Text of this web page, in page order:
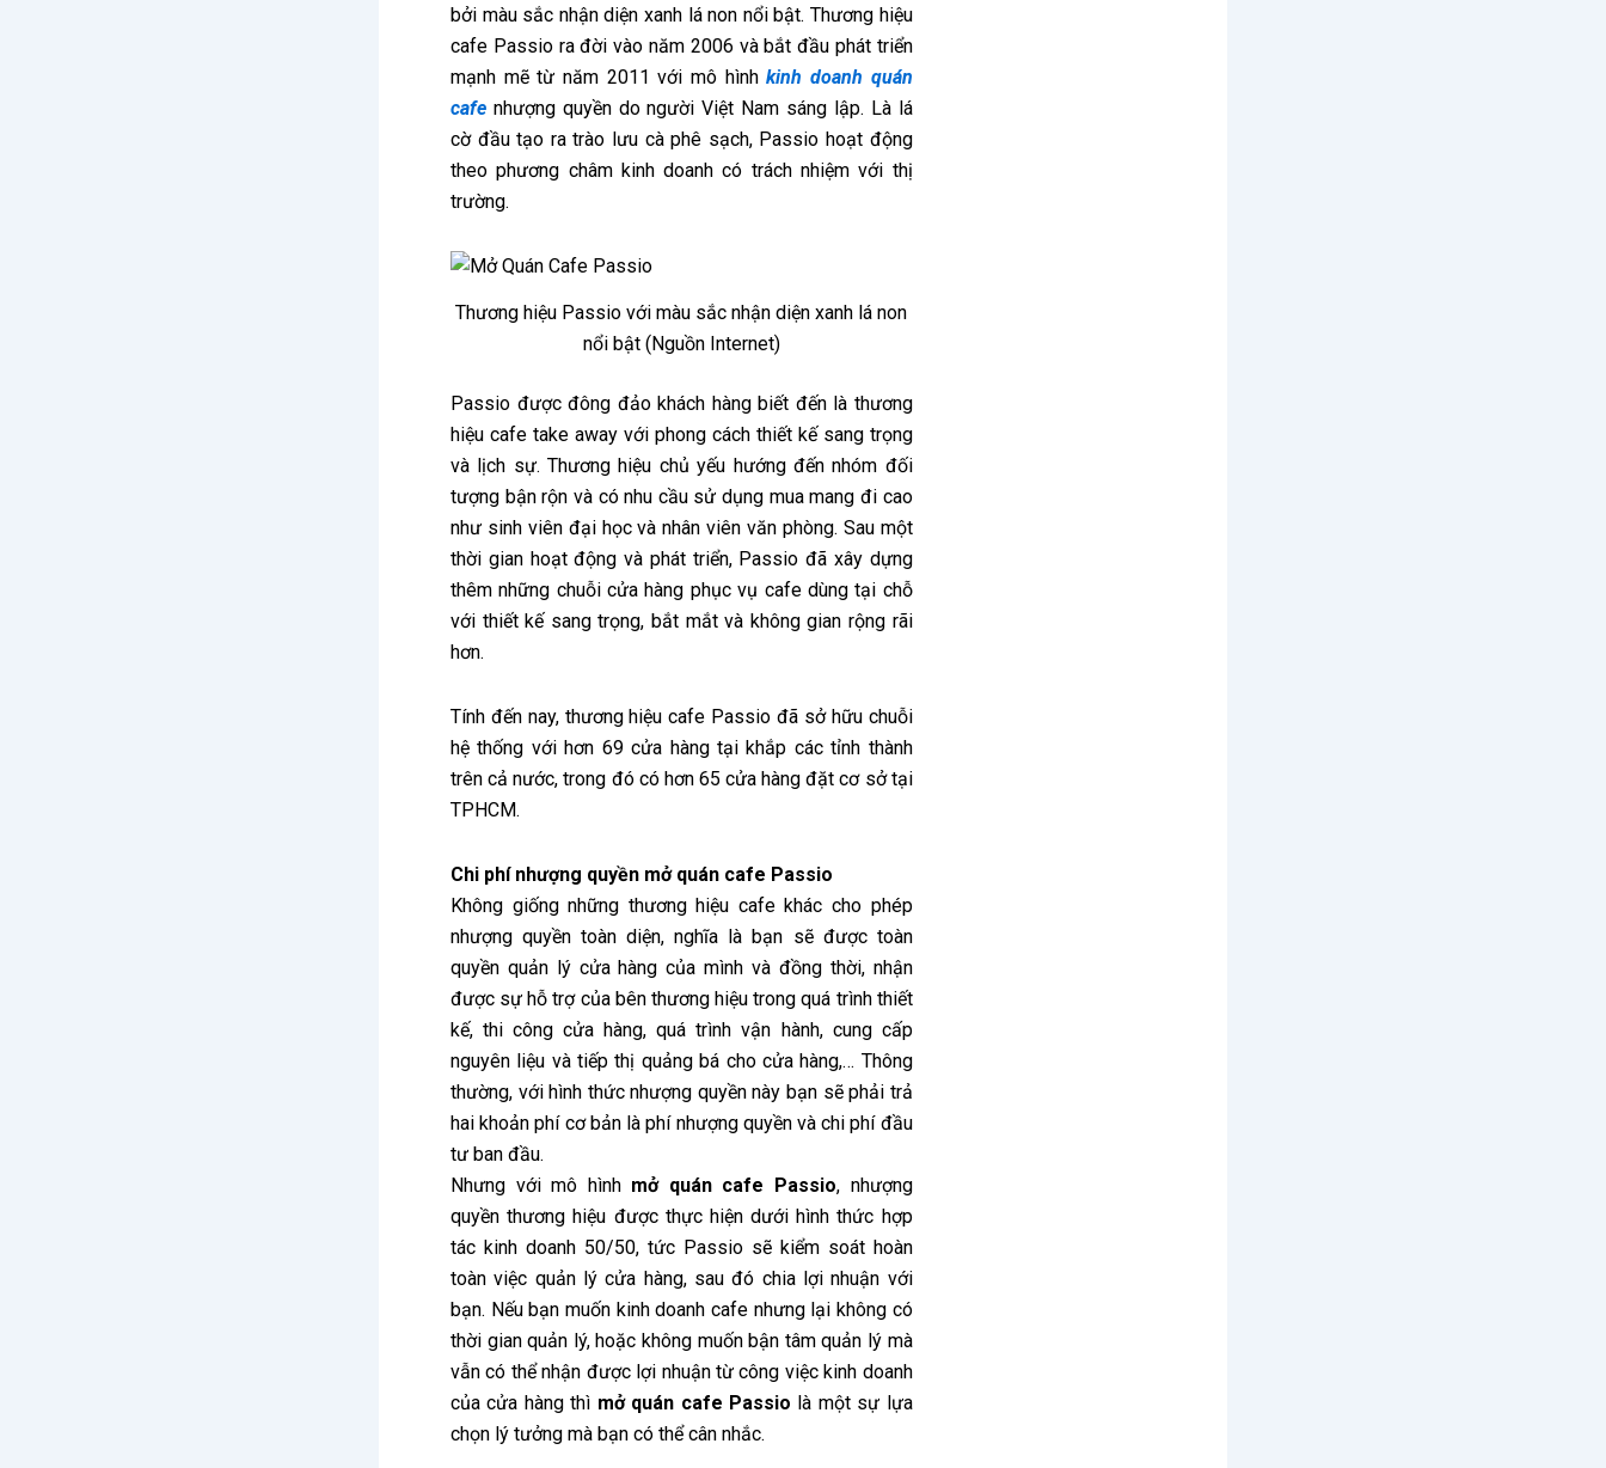
bởi màu sắc nhận diện xanh lá non nổi bật. Thương hiệu
cafe Passio ra đời vào năm 2006 và bắt đầu phát triển
mạnh mẽ từ năm 2011 với mô hìnhkinh doanh quán
cafe nhượng quyền do người Việt Nam sáng lập. Là lá
cờ đầu tạo ra trào lưu cà phê sạch, Passio hoạt động
theo phương châm kinh doanh có trách nhiệm với thị
trường.
Thương hiệu Passio với màu sắc nhận diện xanh lá non
nổi bật (Nguồn Internet)
Passio được đông đảo khách hàng biết đến là thương
hiệu cafe take away với phong cách thiết kế sang trọng
và lịch sự. Thương hiệu chủ yếu hướng đến nhóm đối
tượng bận rộn và có nhu cầu sử dụng mua mang đi cao
như sinh viên đại học và nhân viên văn phòng. Sau một
thời gian hoạt động và phát triển, Passio đã xây dựng
thêm những chuỗi cửa hàng phục vụ cafe dùng tại chỗ
với thiết kế sang trọng, bắt mắt và không gian rộng rãi
hơn.
Tính đến nay, thương hiệu cafe Passio đã sở hữu chuỗi
hệ thống với hơn 69 cửa hàng tại khắp các tỉnh thành
trên cả nước, trong đó có hơn 65 cửa hàng đặt cơ sở tại
TPHCM.
Chi phí nhượng quyền mở quán cafe Passio
Không giống những thương hiệu cafe khác cho phép
nhượng quyền toàn diện, nghĩa là bạn sẽ được toàn
quyền quản lý cửa hàng của mình và đồng thời, nhận
được sự hỗ trợ của bên thương hiệu trong quá trình thiết
kế, thi công cửa hàng, quá trình vận hành, cung cấp
nguyên liệu và tiếp thị quảng bá cho cửa hàng,… Thông
thường, với hình thức nhượng quyền này bạn sẽ phải trả
hai khoản phí cơ bản là phí nhượng quyền và chi phí đầu
tư ban đầu.
Nhưng với mô hình mở quán cafe Passio, nhượng
quyền thương hiệu được thực hiện dưới hình thức hợp
tác kinh doanh 50/50, tức Passio sẽ kiểm soát hoàn
toàn việc quản lý cửa hàng, sau đó chia lợi nhuận với
bạn. Nếu bạn muốn kinh doanh cafe nhưng lại không có
thời gian quản lý, hoặc không muốn bận tâm quản lý mà
vẫn có thể nhận được lợi nhuận từ công việc kinh doanh
của cửa hàng thì mở quán cafe Passio là một sự lựa
chọn lý tưởng mà bạn có thể cân nhắc.